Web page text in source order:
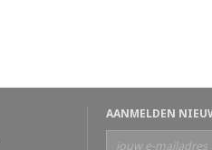
AANMELDEN